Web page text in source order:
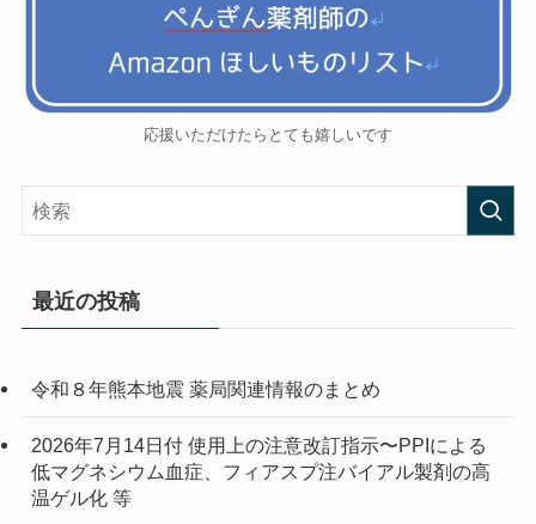
応援いただけたらとても嬉しいです
最近の投稿
令和８年熊本地震 薬局関連情報のまとめ
2026年7月14日付 使用上の注意改訂指示〜PPIによる
低マグネシウム血症、フィアスプ注バイアル製剤の高
温ゲル化 等